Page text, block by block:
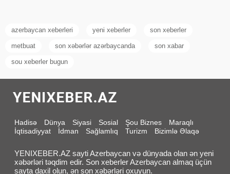
azerbaycan xeberleri yeni xeberler son xeberler
metbuat son xəbərlər azərbaycanda son xabar
sou xeberler bugun
Hadisə Dünya Siyasi Sosial Şou Biznes
Maraqlı
İqtisadiyyat
İdman Sağlamlıq Turizm Bizimlə Əlaqə
YENIXEBER.AZ sayti Azerbaycan və dünyada olan ən yeni
xəbərləri təqdim edir. Son xeberler Azerbaycan almaq üçün
sayta daxil olun, ən son xəbərləri oxuyun.